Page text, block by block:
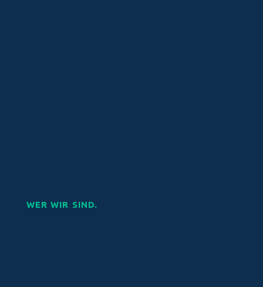
WER WIR SIND.